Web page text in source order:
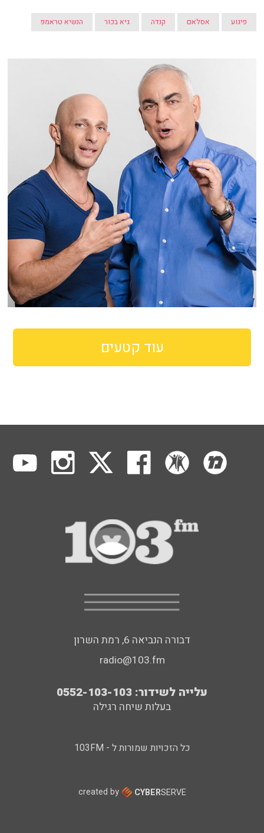
פיגוע אסלאם קנדה גיא בכור הנשיא טראמפ
עוד קטעים
דבורה הנביאה 6, רמת השרון
radio@103.fm
עלייה לשידור: 0552-103-103
בעלות שיחה רגילה
כל הזכויות שמורות ל - 103FM
created by CYBERSERVE